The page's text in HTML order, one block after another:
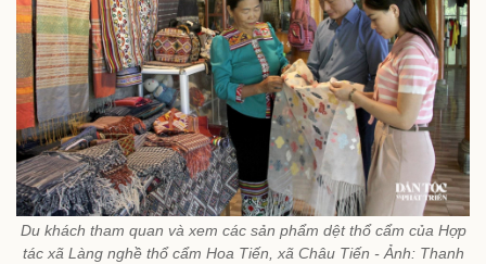
Du khách tham quan và xem các sản phẩm dệt thổ cẩm của Hợp
tác xã Làng nghề thổ cẩm Hoa Tiến, xã Châu Tiến - Ảnh: Thanh